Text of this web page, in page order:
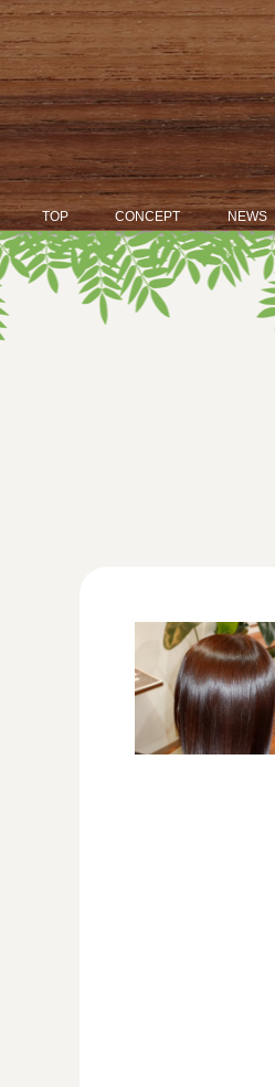
TOP CONCEPT NEWS